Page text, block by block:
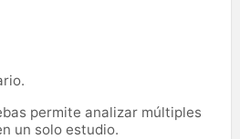
permite analizar múltiples
un solo estudio.